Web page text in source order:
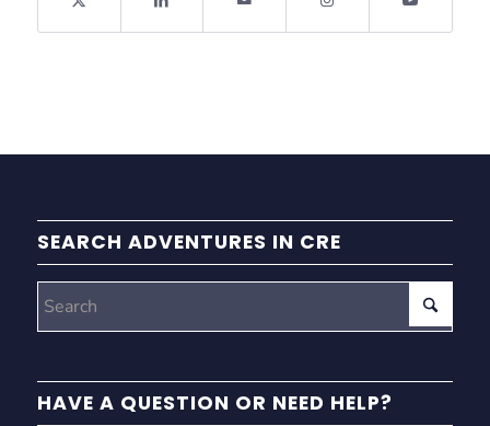
SEARCH ADVENTURES IN CRE
HAVE A QUESTION OR NEED HELP?